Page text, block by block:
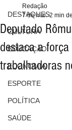
DESTAQUES
CULTURA
EDUCAÇÃO
ECONOMIA
ESPORTE
POLÍTICA
SAÚDE
Deputado
destaca a
trabalhadoras
Redação
7 de mai. 2 min